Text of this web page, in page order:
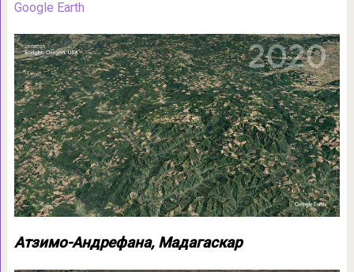
Google Earth
Атзимо-Андрефана, Мадагаскар